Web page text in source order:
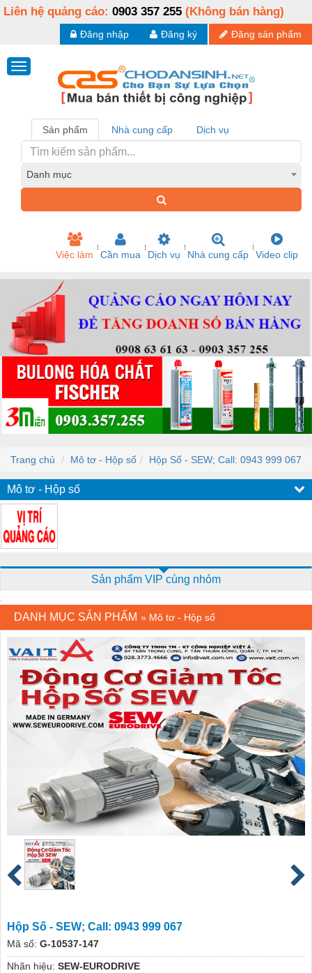
Liên hệ quảng cáo: 0903 357 255 (Không bán hàng)
Đăng sản phẩm
Đăng ký
Đăng nhập
Sản phẩm Nhà cung cấp Dịch vụ
Danh mục
Việc làm Cần mua Dịch vụ Nhà cung cấp Video clip
Trang chủ Mô tơ - Hộp số Hộp Số - SEW; Call: 0943 999 067
Mô tơ - Hộp số
Sản phẩm VIP cùng nhóm
DANH MỤC SẢN PHẨM » Mô tơ - Hộp số
Hộp Số - SEW; Call: 0943 999 067
Mã số: G-10537-147
Nhãn hiệu: SEW-EURODRIVE